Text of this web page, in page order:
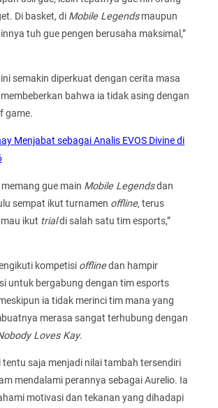
Di basket, di Mobile Legendsmaupun
tuh gue pengen berusaha maksimal,”
semakin diperkuat dengan cerita masa
bahwa ia tidak asing dengan
game.
Menjabat sebagai Analis EVOS Divine di
gue main Mobile Legendsdan
sempat ikut turnamen offline, terus
ikut trialdi salah satu tim esports,”
kompetisi offlinedan hampir
untuk bergabung dengan tim esports
ia tidak merinci tim mana yang
merasa sangat terhubung dengan
Loves Kay.
tentu saja menjadi nilai tambah tersendiri
mendalami perannya sebagai Aurelio. Ia
motivasi dan tekanan yang dihadapi